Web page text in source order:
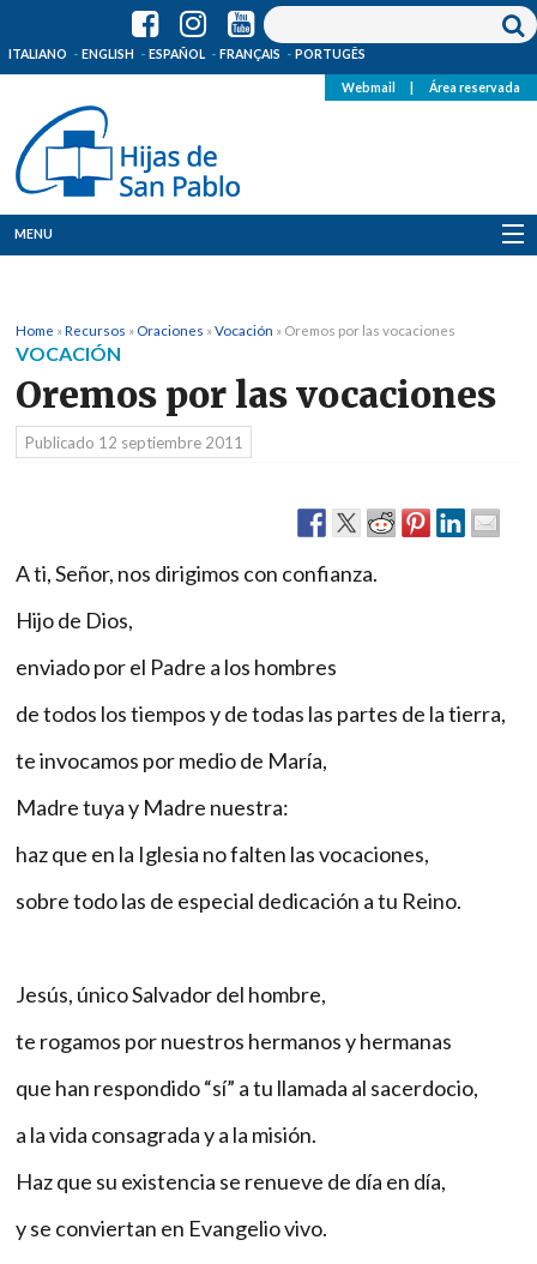
ITALIANO ENGLISH ESPAÑOL FRANÇAIS PORTUGÊS
Webmail Área reservada
MENU
Dónde estamos
Noticias
Recursos
Home »Recursos » Oraciones »Vocación » Oremos por las vocaciones
VOCACIÓN
Oremos por las vocaciones
Publicado 12 septiembre 2011
A ti, Señor, nos dirigimos con confianza.
Hijo de Dios,
enviado por el Padre a los hombres
de todos los tiempos y de todas las partes de la tierra,
te invocamos por medio de María,
Madre tuya y Madre nuestra:
haz que en la Iglesia no falten las vocaciones,
sobre todo las de especial dedicación a tu Reino.
Jesús, único Salvador del hombre,
te rogamos por nuestros hermanos y hermanas
que han respondido “sí” a tu llamada al sacerdocio,
a la vida consagrada y a la misión.
Haz que su existencia se renueve de día en día,
y se conviertan en Evangelio vivo.